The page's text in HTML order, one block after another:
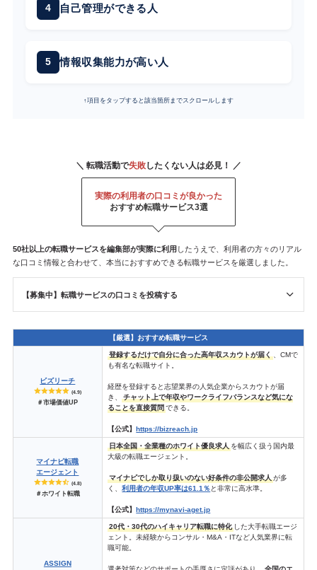
自己管理ができる人
情報収集能力が高い人
↑項目をタップすると該当箇所までスクロールします
＼ 転職活動で失敗したくない人は必見！ ／
実際の利用者の口コミが良かった
おすすめ転職サービス3選
50社以上の転職サービスを編集部が実際に利用 したうえで、利用者の方々のリアル
な口コミ情報と合わせて、本当におすすめできる転職サービスを厳選しました。
【募集中】転職サービスの口コミを投稿する
【厳選】おすすめ転職サービス
ビズリーチ
(4.9)
＃市場価値UP
登録するだけで自分に合った高年収スカウトが届く 、CMで
も有名な転職サイト。
経歴を登録すると志望業界の人気企業からスカウトが届
き、チャット上で年収やワークライフバランスなど気にな
ることを直接質問できる。
【公式】 https://bizreach.jp
マイナビ転職
エージェント
(4.8)
＃ホワイト転職
日本全国・全業種のホワイト優良求人 を幅広く扱う国内最
大級の転職エージェント。
マイナビでしか取り扱いのない好条件の非公開求人が多
く、利用者の年収UP率は61.1％と非常に高水準。
【公式】 https://mynavi-aget.jp
ASSIGN
20代・30代のハイキャリア転職に特化 した大手転職エージ
ェント。未経験からコンサル・M&A・ITなど人気業界に転
職可能。